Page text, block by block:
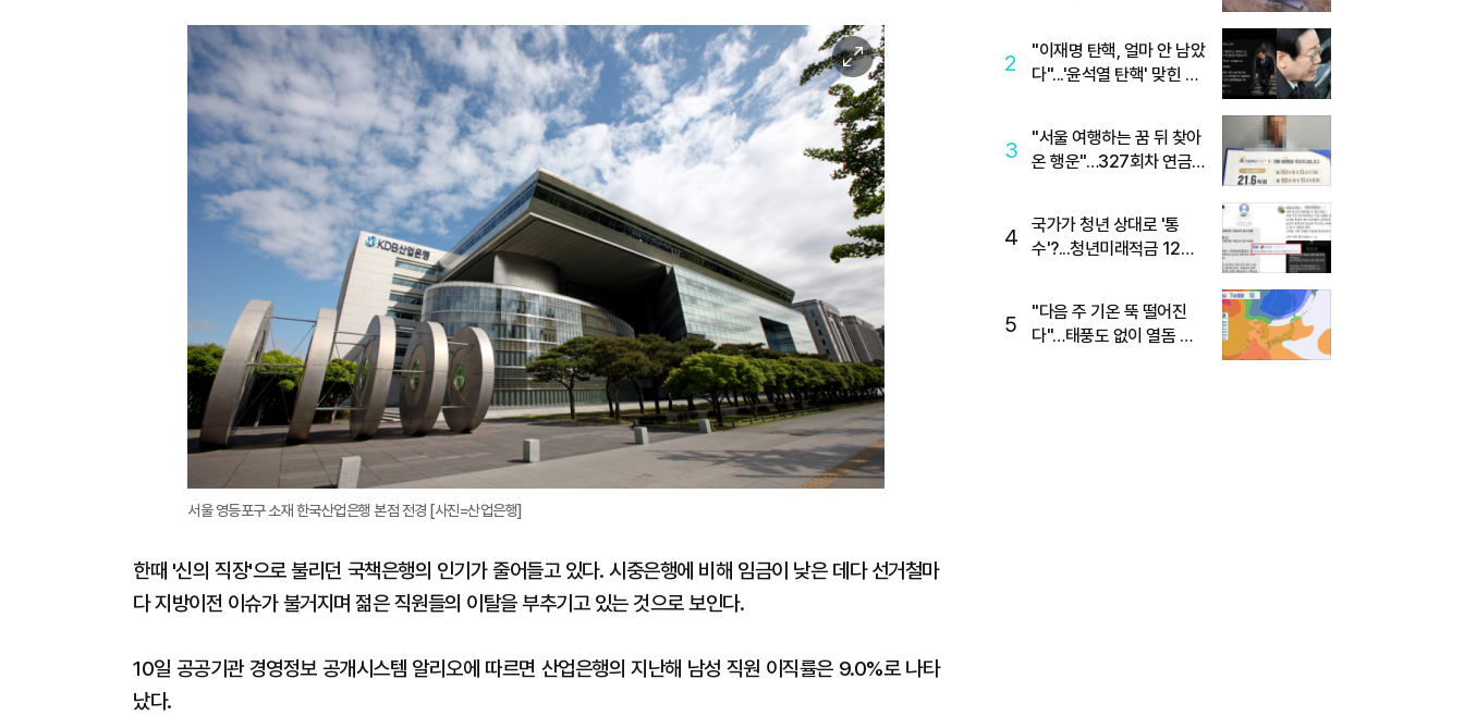
이
미
지
확
대
서울 영등포구 소재 한국산업은행 본점 전경 [사진=산업은행]
한때 '신의 직장'으로 불리던 국책은행의 인기가 줄어들고 있다. 시중은행에 비해 임금이 낮은 데다 선거철마
다 지방이전 이슈가 불거지며 젊은 직원들의 이탈을 부추기고 있는 것으로 보인다.
10일 공공기관 경영정보 공개시스템 알리오에 따르면 산업은행의 지난해 남성 직원 이직률은 9.0%로 나타
났다.
2
"이재명 탄핵, 얼마 안 남았
다"...'윤석열 탄핵' 맞힌 무
3
"서울 여행하는 꿈 뒤 찾아
온 행운"…327회차 연금
4
국가가 청년 상대로 '통
수'?...청년미래적금 12%
5
"다음 주 기온 뚝 떨어진
다"…태풍도 없이 열돔 박